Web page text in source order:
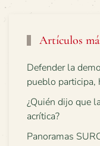
Artículos
Defender la
pueblo participa,
¿Quién dijo que
acrítica?
Panoramas